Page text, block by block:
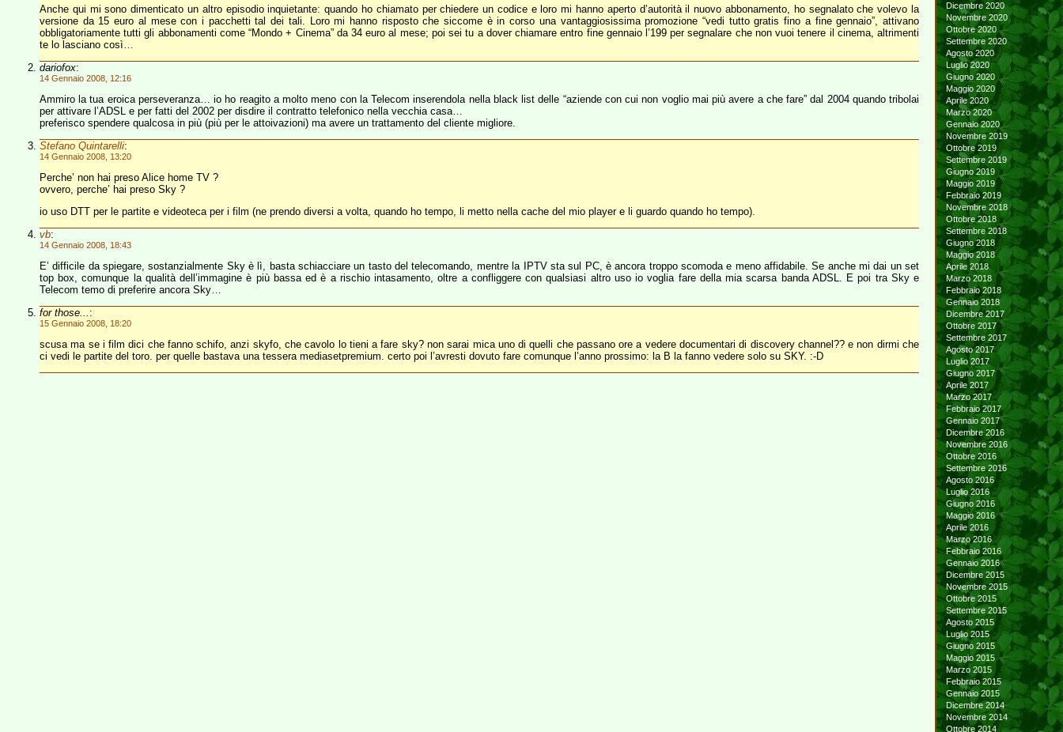
Anche qui mi sono dimenticato un altro episodio inquietante: quando ho chiamato per chiedere un codice e loro mi hanno aperto d’autorità il nuovo abbonamento, ho segnalato che volevo la
versione da 15 euro al mese con i pacchetti tal dei tali. Loro mi hanno risposto che siccome è in corso una vantaggiosissima promozione “vedi tutto gratis fino a fine gennaio”, attivano
obbligatoriamente tutti gli abbonamenti come “Mondo + Cinema” da 34 euro al mese; poi sei tu a dover chiamare entro fine gennaio l’199 per segnalare che non vuoi tenere il cinema, altrimenti
te lo lasciano così…
dariofox:
14 Gennaio 2008, 12:16
Ammiro la tua eroica perseveranza… io ho reagito a molto meno con la Telecom inserendola nella black list delle “aziende con cui non voglio mai più avere a che fare” dal 2004 quando tribolai
per attivare l’ADSL e per fatti del 2002 per disdire il contratto telefonico nella vecchia casa…
preferisco spendere qualcosa in più (più per le attoivazioni) ma avere un trattamento del cliente migliore.
Stefano Quintarelli:
14 Gennaio 2008, 13:20
Perche’ non hai preso Alice home TV ?
ovvero, perche’ hai preso Sky ?
io uso DTT per le partite e videoteca per i film (ne prendo diversi a volta, quando ho tempo, li metto nella cache del mio player e li guardo quando ho tempo).
vb:
14 Gennaio 2008, 18:43
E’ difficile da spiegare, sostanzialmente Sky è lì, basta schiacciare un tasto del telecomando, mentre la IPTV sta sul PC, è ancora troppo scomoda e meno affidabile. Se anche mi dai un set
top box, comunque la qualità dell’immagine è più bassa ed è a rischio intasamento, oltre a confliggere con qualsiasi altro uso io voglia fare della mia scarsa banda ADSL. E poi tra Sky e
Telecom temo di preferire ancora Sky…
for those... :
15 Gennaio 2008, 18:20
scusa ma se i film dici che fanno schifo, anzi skyfo, che cavolo lo tieni a fare sky? non sarai mica uno di quelli che passano ore a vedere documentari di discovery channel?? e non dirmi che
ci vedi le partite del toro. per quelle bastava una tessera mediasetpremium. certo poi l’avresti dovuto fare comunque l’anno prossimo: la B la fanno vedere solo su SKY. :-D
Dicembre 2020
Novembre 2020
Ottobre 2020
Settembre 2020
Agosto 2020
Luglio 2020
Giugno 2020
Maggio 2020
Aprile 2020
Marzo 2020
Gennaio 2020
Novembre 2019
Ottobre 2019
Settembre 2019
Giugno 2019
Maggio 2019
Febbraio 2019
Novembre 2018
Ottobre 2018
Settembre 2018
Giugno 2018
Maggio 2018
Aprile 2018
Marzo 2018
Febbraio 2018
Gennaio 2018
Dicembre 2017
Ottobre 2017
Settembre 2017
Agosto 2017
Luglio 2017
Giugno 2017
Aprile 2017
Marzo 2017
Febbraio 2017
Gennaio 2017
Dicembre 2016
Novembre 2016
Ottobre 2016
Settembre 2016
Agosto 2016
Luglio 2016
Giugno 2016
Maggio 2016
Aprile 2016
Marzo 2016
Febbraio 2016
Gennaio 2016
Dicembre 2015
Novembre 2015
Ottobre 2015
Settembre 2015
Agosto 2015
Luglio 2015
Giugno 2015
Maggio 2015
Marzo 2015
Febbraio 2015
Gennaio 2015
Dicembre 2014
Novembre 2014
Ottobre 2014